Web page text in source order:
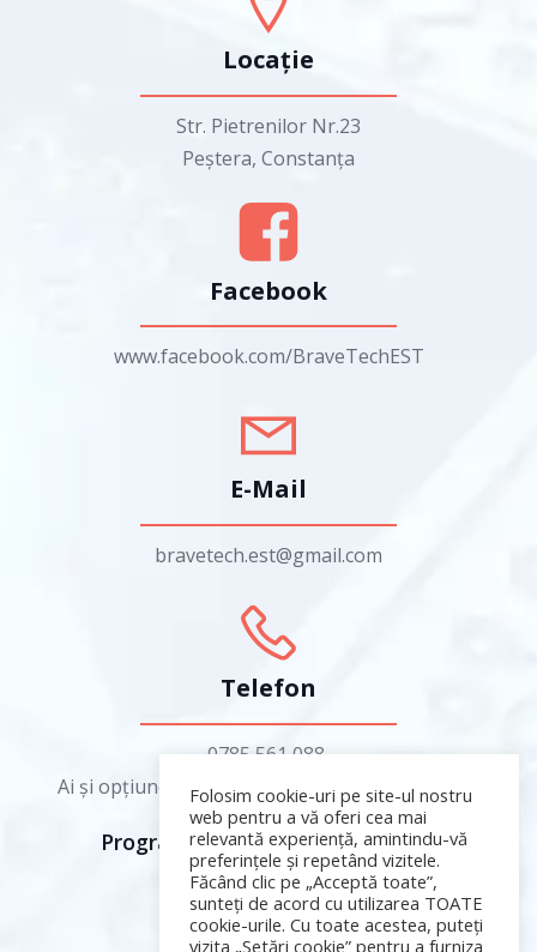
Locație
Str. Pietrenilor Nr.23
Peștera, Constanța
Facebook
www.facebook.com/BraveTechEST
E-Mail
bravetech.est@gmail.com
Telefon
0785 561 088
Ai și opțiunea să ne lași un mesaj pe WhatsApp
Program: Luni-Vineri 9:00 – 17:00
Folosim cookie-uri pe site-ul nostru
web pentru a vă oferi cea mai
relevantă experiență, amintindu-vă
preferințele și repetând vizitele.
Făcând clic pe „Acceptă toate”,
sunteți de acord cu utilizarea TOATE
cookie-urile. Cu toate acestea, puteți
vizita „Setări cookie” pentru a furniza